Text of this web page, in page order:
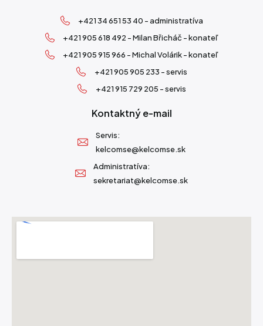
+421 34 651 53 40 - administratíva
+421 905 618 492 - Milan Břicháč - konateľ
+421 905 915 966 - Michal Volárik - konateľ
+421 905 905 233 - servis
+421 915 729 205 - servis
Kontaktný e-mail
Servis:
kelcomse@kelcomse.sk
Administratíva:
sekretariat@kelcomse.sk